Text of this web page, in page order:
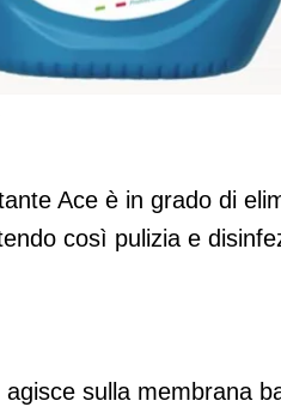
liquido disinfettante
Ace è in grado di
così pulizia e
sulla membrana